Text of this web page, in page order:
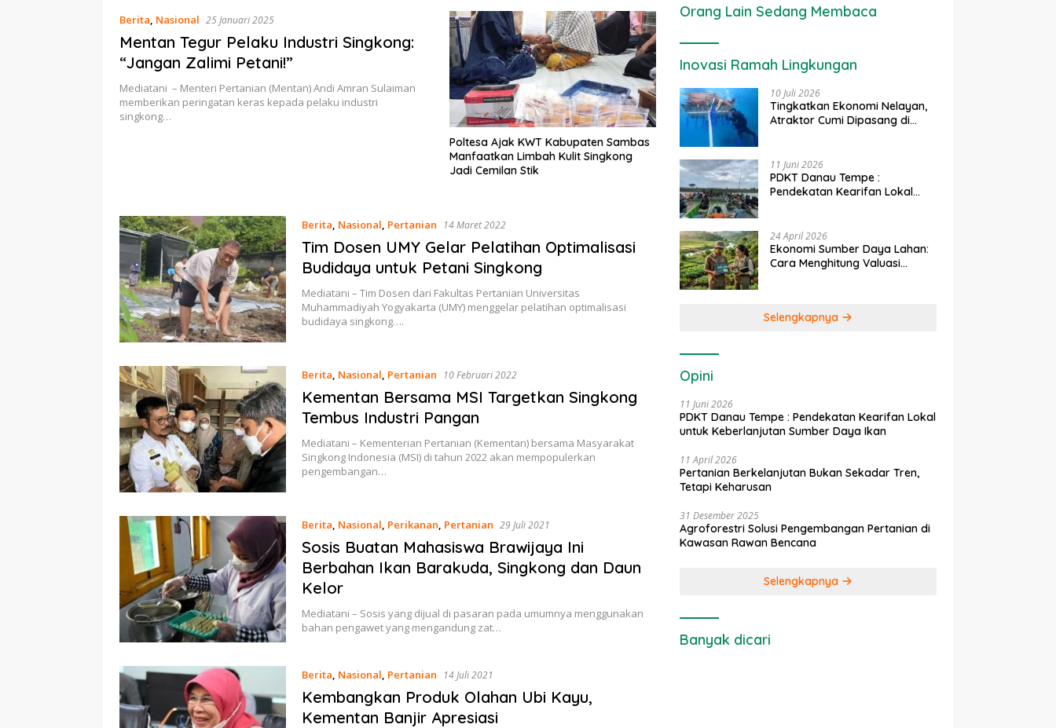
Berita, Nasional 25 Januari 2025
Mentan Tegur Pelaku Industri Singkong:
“Jangan Zalimi Petani!”
Mediatani – Menteri Pertanian (Mentan) Andi Amran Sulaiman
memberikan peringatan keras kepada pelaku industri
singkong…
Poltesa Ajak KWT Kabupaten Sambas
Manfaatkan Limbah Kulit Singkong
Jadi Cemilan Stik
Berita, Nasional, Pertanian 14 Maret 2022
Tim Dosen UMY Gelar Pelatihan Optimalisasi
Budidaya untuk Petani Singkong
Mediatani – Tim Dosen dari Fakultas Pertanian Universitas
Muhammadiyah Yogyakarta (UMY) menggelar pelatihan optimalisasi
budidaya singkong….
Berita, Nasional, Pertanian 10 Februari 2022
Kementan Bersama MSI Targetkan Singkong
Tembus Industri Pangan
Mediatani – Kementerian Pertanian (Kementan) bersama Masyarakat
Singkong Indonesia (MSI) di tahun 2022 akan mempopulerkan
pengembangan…
Berita, Nasional, Perikanan, Pertanian 29 Juli 2021
Sosis Buatan Mahasiswa Brawijaya Ini
Berbahan Ikan Barakuda, Singkong dan Daun
Kelor
Mediatani – Sosis yang dijual di pasaran pada umumnya menggunakan
bahan pengawet yang mengandung zat…
Berita, Nasional, Pertanian 14 Juli 2021
Kembangkan Produk Olahan Ubi Kayu,
Kementan Banjir Apresiasi
Orang Lain Sedang Membaca
Inovasi Ramah Lingkungan
10 Juli 2026
Tingkatkan Ekonomi Nelayan,
Atraktor Cumi Dipasang di
11 Juni 2026
PDKT Danau Tempe :
Pendekatan Kearifan Lokal
24 April 2026
Ekonomi Sumber Daya Lahan:
Cara Menghitung Valuasi
Selengkapnya
Opini
11 Juni 2026
PDKT Danau Tempe : Pendekatan Kearifan Lokal
untuk Keberlanjutan Sumber Daya Ikan
11 April 2026
Pertanian Berkelanjutan Bukan Sekadar Tren,
Tetapi Keharusan
31 Desember 2025
Agroforestri Solusi Pengembangan Pertanian di
Kawasan Rawan Bencana
Selengkapnya
Banyak dicari